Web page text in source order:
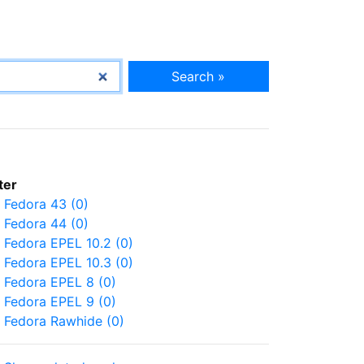
Search »
Fedora 43 (0)
Fedora 44 (0)
Fedora EPEL 10.2 (0)
Fedora EPEL 10.3 (0)
Fedora EPEL 8 (0)
Fedora EPEL 9 (0)
Fedora Rawhide (0)